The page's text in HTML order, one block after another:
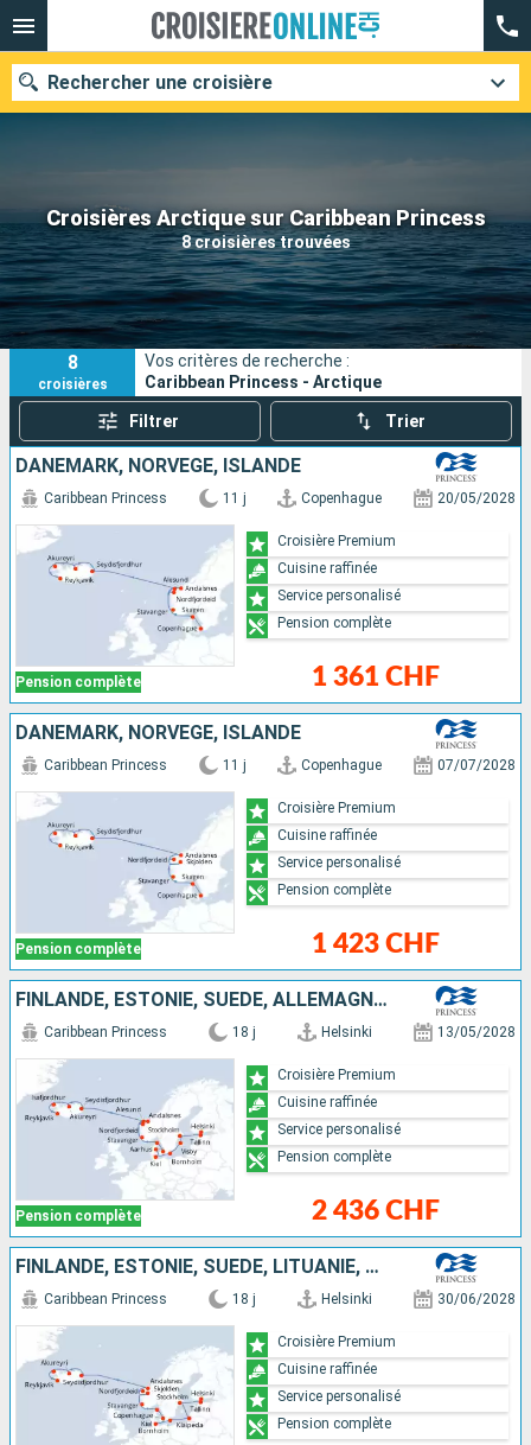
Croisières Arctique sur Caribbean Princess
8 croisières trouvées
Rechercher une croisière
Nos destinations
Mois de départ
Ports Compagnies
Rechercher
8
croisières
Vos critères de recherche :
Caribbean Princess - Arctique
Filtrer Trier
DANEMARK, NORVÈGE, ISLANDE
Pension complète
Caribbean Princess 11 j Copenhague 20/05/2028
1 361 CHF
Croisière Premium
Cuisine raffinée
Service personalisé
Pension complète
DANEMARK, NORVÈGE, ISLANDE
Pension complète
Caribbean Princess 11 j Copenhague 07/07/2028
1 423 CHF
Croisière Premium
Cuisine raffinée
Service personalisé
Pension complète
FINLANDE, ESTONIE, SUÈDE, ALLEMAGNE, DANEMARK, NORVÈGE, ISLANDE
Pension complète
Caribbean Princess 18 j Helsinki 13/05/2028
2 436 CHF
Croisière Premium
Cuisine raffinée
Service personalisé
Pension complète
FINLANDE, ESTONIE, SUÈDE, LITUANIE, ALLEMAGNE, DANEMARK, NORVÈGE, ISLANDE
Caribbean Princess 18 j Helsinki 30/06/2028
Croisière Premium
Cuisine raffinée
Service personalisé
Pension complète